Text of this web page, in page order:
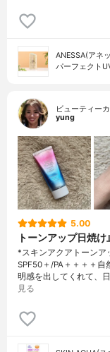
ANESSA(アネ
パーフェクト
ビューティー
yung
5.00
トーンアップ日焼け
*スキンアクアトーンア
SPF50＋/PA＋＋＋＋
明感を出してくれて、
見る